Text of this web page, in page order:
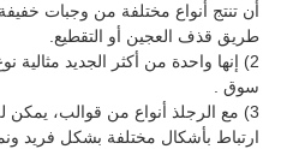
أن تنتج أنواع مختلفة من وجبات خفيفة
طريق قذف العجين أو التقطيع.
2) إنها واحدة من أكثر الجديد مثالية
سوق .
3) مع الرجل
ذأنواع من قوالب، يمكن
ارتباط بأشكال مختلفة بشكل فريد